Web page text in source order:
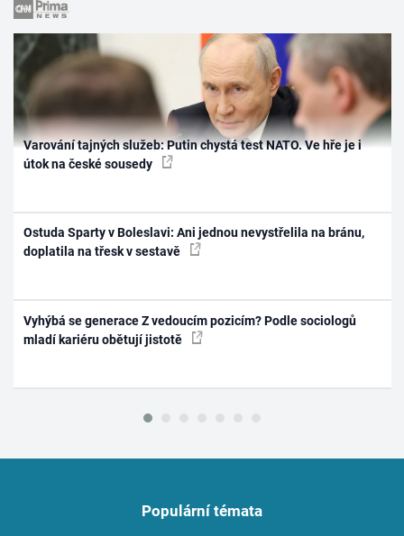
Varování tajných služeb: Putin chystá test NATO. Ve hře je i
útok na české sousedy
Ostuda Sparty v Boleslavi: Ani jednou nevystřelila na bránu,
doplatila na třesk v sestavě
Vyhýbá se generace Z vedoucím pozicím? Podle sociologů
mladí kariéru obětují jistotě
Populární témata